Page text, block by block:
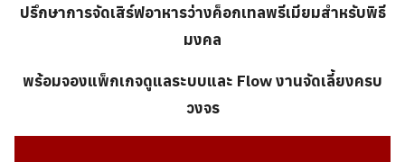
ปรึกษาการจัดเสิร์ฟอาหารว่างค็อกเทลพรีเมียมสำหรับพิธี
มงคล
พร้อมจองแพ็กเกจดูแลระบบและ Flow งานจัดเลี้ยงครบ
วงจร